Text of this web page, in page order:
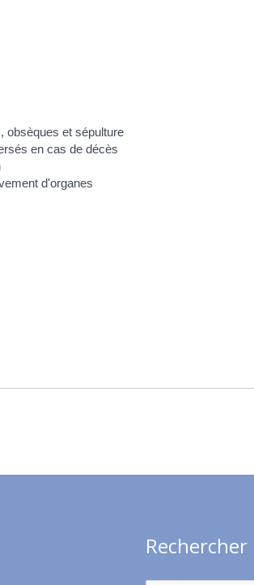
obsèques et sépulture
en cas de décès
d'organes
Rechercher